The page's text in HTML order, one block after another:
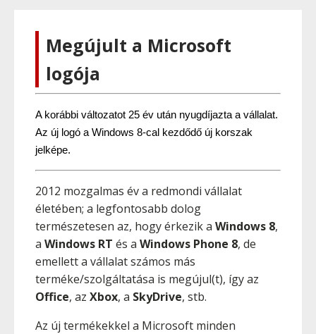
Megújult a Microsoft
logója
A korábbi változatot 25 év után nyugdíjazta a vállalat.
Az új logó a Windows 8-cal kezdődő új korszak
jelképe.
2012 mozgalmas év a redmondi vállalat
életében; a legfontosabb dolog
természetesen az, hogy érkezik a Windows 8,
a Windows RT és a Windows Phone 8, de
emellett a vállalat számos más
terméke/szolgáltatása is megújul(t), így az
Office, az Xbox, a SkyDrive, stb.
Az új termékekkel a Microsoft minden